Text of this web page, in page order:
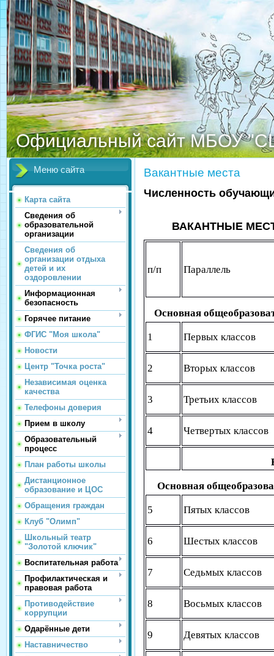
Официальный сайт МБОУ
Меню сайта
Карта сайта
Сведения об
образовательной
организации
Сведения об
организации отдыха
детей и их
оздоровлении
Информационная
безопасность
Горячее питание
ФГИС "Моя школа"
Новости
Центр "Точка роста"
Независимая оценка
качества
Телефоны доверия
Прием в школу
Образовательный
процесс
План работы школы
Дистанционное
образование и ЦОС
Обращения граждан
Клуб "Олимп"
Школьный театр
"Золотой ключик"
Воспитательная работа
Профилактическая и
правовая работа
Противодействие
коррупции
Одарённые дети
Наставничество
Вакантные места
Численность
ВАКАНТНЫЕ
п/п Параллель
Основная
1 Первых классов
2 Вторых классов
3 Третьих классов
4 Четвертых классов
Основная
5 Пятых классов
6 Шестых классов
7 Седьмых классов
8 Восьмых классов
9 Девятых классов